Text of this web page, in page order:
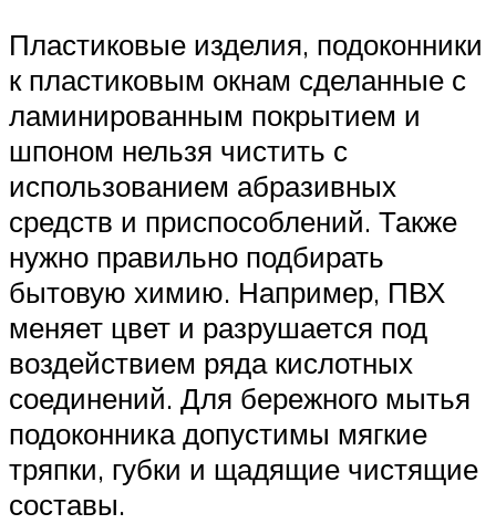
Пластиковые изделия, подоконники
к пластиковым окнам сделанные с
ламинированным покрытием и
шпоном нельзя чистить с
использованием абразивных
средств и приспособлений. Также
нужно правильно подбирать
бытовую химию. Например, ПВХ
меняет цвет и разрушается под
воздействием ряда кислотных
соединений. Для бережного мытья
подоконника допустимы мягкие
тряпки, губки и щадящие чистящие
составы.